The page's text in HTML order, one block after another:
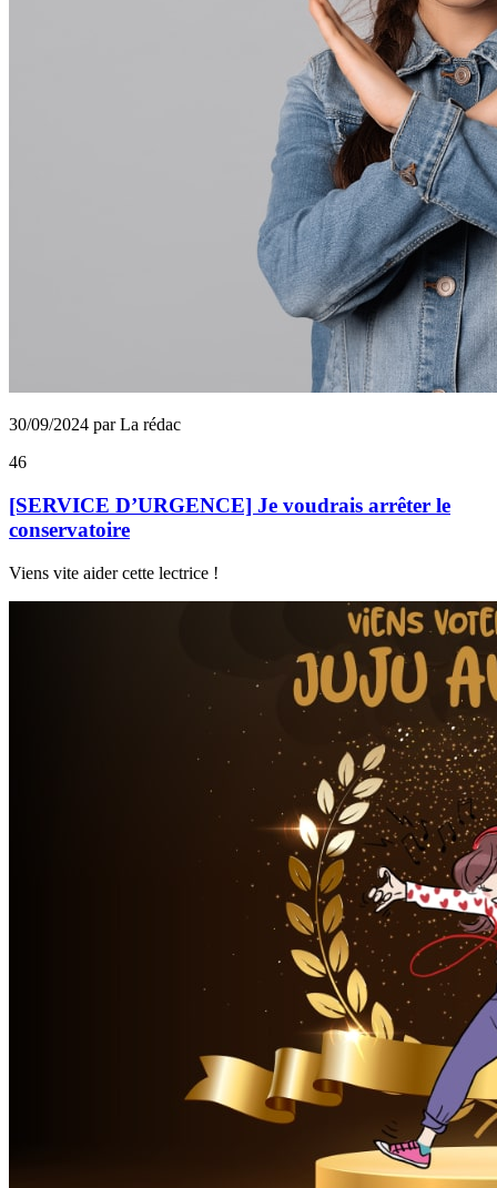
30/09/2024 par La rédac
46
[SERVICE D’URGENCE] Je voudrais arrêter le
conservatoire
Viens vite aider cette lectrice !